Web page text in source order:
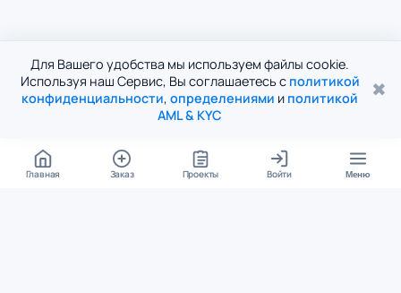
Для Вашего удобства мы используем файлы cookie.
Используя наш Сервис, Вы соглашаетесь с политикой
конфиденциальности, определениями и политикой
AML & KYC
✖
Главная Заказ Проекты Войти Меню